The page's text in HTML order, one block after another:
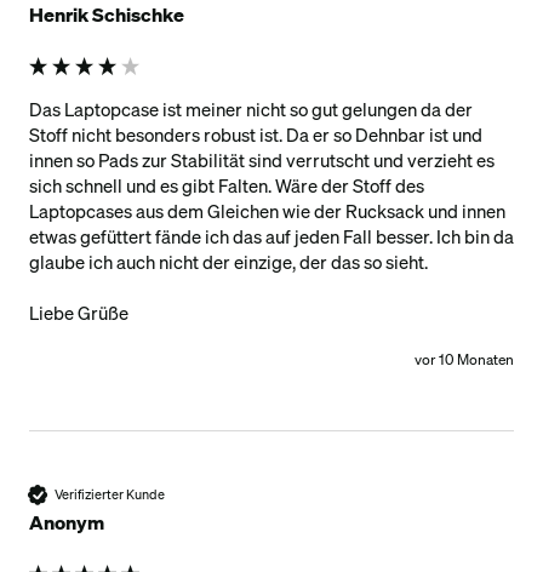
Henrik Schischke
Das Laptopcase ist meiner nicht so gut gelungen da der
Stoff nicht besonders robust ist. Da er so Dehnbar ist und
innen so Pads zur Stabilität sind verrutscht und verzieht es
sich schnell und es gibt Falten. Wäre der Stoff des
Laptopcases aus dem Gleichen wie der Rucksack und innen
etwas gefüttert fände ich das auf jeden Fall besser. Ich bin da
glaube ich auch nicht der einzige, der das so sieht.
Liebe Grüße
vor 10 Monaten
Verifizierter Kunde
Anonym